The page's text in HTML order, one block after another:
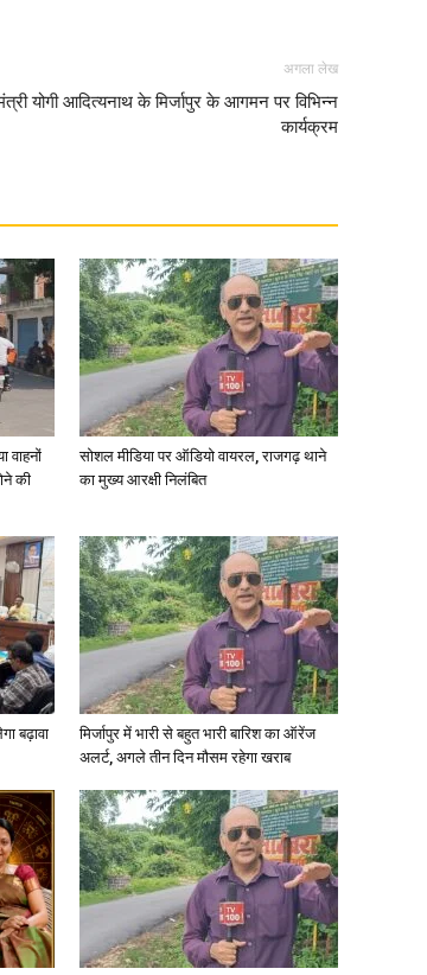
अगला लेख
योगी आदित्यनाथ के मिर्जापुर के आगमन पर विभिन्न
कार्यक्रम
वाहनों
की
सोशल मीडिया पर ऑडियो वायरल, राजगढ़ थाने
का मुख्य आरक्षी निलंबित
बढ़ावा
मिर्जापुर में भारी से बहुत भारी बारिश का ऑरेंज
अलर्ट, अगले तीन दिन मौसम रहेगा खराब